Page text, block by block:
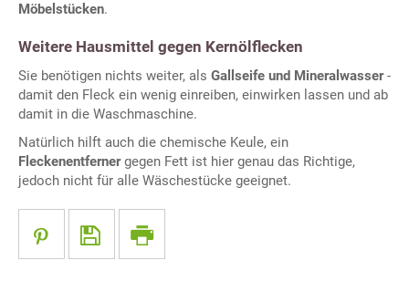
Möbelstücken.
Weitere Hausmittel gegen Kernölflecken
Sie benötigen nichts weiter, als Gallseife und Mineralwasser-
damit den Fleck ein wenig einreiben, einwirken lassen und ab
damit in die Waschmaschine.
Natürlich hilft auch die chemische Keule, ein
Fleckenentfernergegen Fett ist hier genau das Richtige,
jedoch nicht für alle Wäschestücke geeignet.